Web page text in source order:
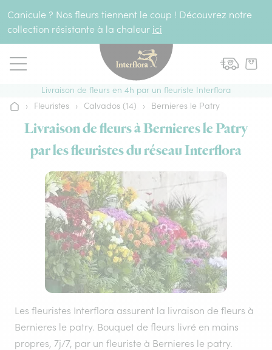
Canicule ? Nos fleurs tiennent le coup ! Découvrez notre
collection résistante à la chaleur ici
Livraison de fleurs en 4h par un fleuriste Interflora
Accueil
› Fleuristes › Calvados (14) › Bernieres le Patry
Livraison de fleurs à Bernieres le Patry
par les fleuristes du réseau Interflora
Les fleuristes Interflora assurent la livraison de fleurs à
Bernieres le patry. Bouquet de fleurs livré en mains
propres, 7j/7, par un fleuriste à Bernieres le patry.